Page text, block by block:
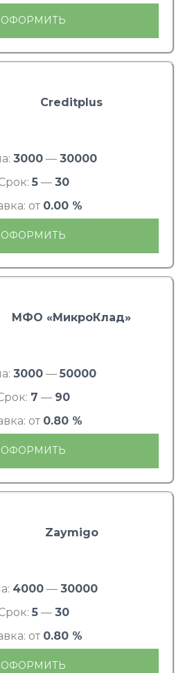
ОФОРМИТЬ
Creditplus
3000— 30000
5— 30
от 0.00 %
ОФОРМИТЬ
МФО «МикроКлад»
3000 — 50000
7 — 90
от 0.80 %
ОФОРМИТЬ
Zaymigo
4000— 30000
5— 30
от 0.80 %
ОФОРМИТЬ